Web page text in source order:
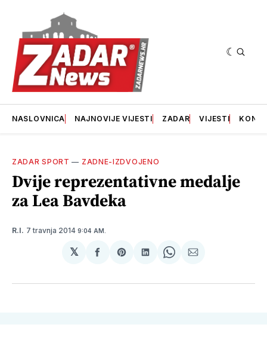
NASLOVNICA NAJNOVIJE VIJESTI ZADAR VIJESTI
ZADAR SPORT — ZADNE-IZDVOJENO
Dvije reprezentativne medalje
za Lea Bavdeka
R.I. 7 travnja 2014 9:04 AM.
𝕏
podijeliSharepodijeliSharepodijeli